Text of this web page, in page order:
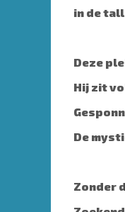
in de
Deze
Hij zit
De
Zonder